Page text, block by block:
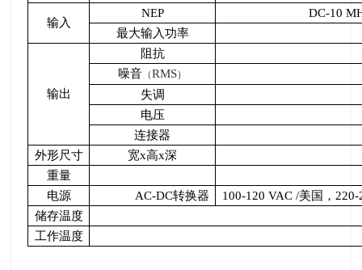
输入
NEP
DC-10
最大输入功率
输出
阻抗
噪音 （RMS）
失调
电压
连接器
外形尺寸
宽x高x深
重量
电源
AC-DC转换器 100-120 VAC /美国， 220-
储存温度
工作温度